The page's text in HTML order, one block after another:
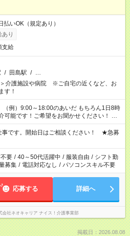
いOK（規定あり）
り
支給
/ 田島駅 / …
＞介護施設や病院 ※ご自宅の近くなど、お
す！
例）9:00～18:00のあいだ もちろん1日8時
可能です！ご希望をお聞かせください！ ★
が必要な場合も遠慮なくご相談ください。
の勤務が必要です
事です。開始日はご相談ください！ ★急募
要 / 40～50代活躍中 / 服装自由 / シフト勤
募集 / 電話対応なし / パソコンスキル不要
応募する 詳細へ
会社ネオキャリア ナイス！介護事業部
掲載日：2026.08.08